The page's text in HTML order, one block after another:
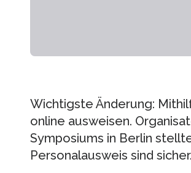
Wichtigste Änderung:
online ausweisen.
Symposiums in Berlin
Personalausweis sind sicher.